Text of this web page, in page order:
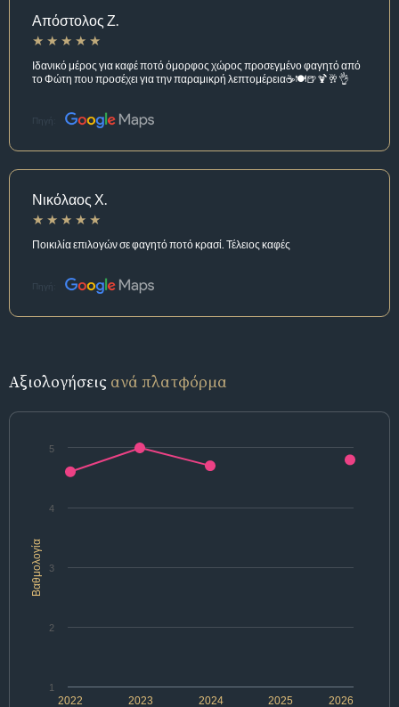
Απόστολος Ζ.
Ιδανικό μέρος για καφέ ποτό όμορφος χώρος προσεγμένο φαγητό από
το Φώτη που προσέχει για την παραμικρή λεπτομέρεια☕🍽️🍺🍹🥂👌
Πηγή:
Νικόλαος Χ.
Ποικιλία επιλογών σε φαγητό ποτό κρασί. Τέλειος καφές
Πηγή:
Αξιολογήσεις ανά πλατφόρμα
Βαθμολογία
2022 2024 2026
2023 2025
1
2
3
4
5